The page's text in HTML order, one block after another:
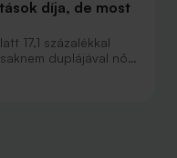
díja, de most
17,1 százalékkal
duplájával nőtt
Márciusban